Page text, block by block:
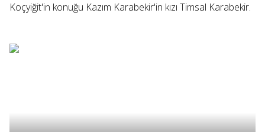
Koçyiğit'in konuğu Kazım Karabekir'in kızı Timsal Karabekir.